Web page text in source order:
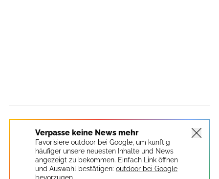
Verpasse keine News mehr
Favorisiere outdoor bei Google, um künftig
häufiger unsere neuesten Inhalte und News
angezeigt zu bekommen. Einfach Link öffnen
und Auswahl bestätigen: outdoor bei Google
bevorzugen.